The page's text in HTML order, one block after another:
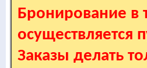
Бронирование в
Заказы делать